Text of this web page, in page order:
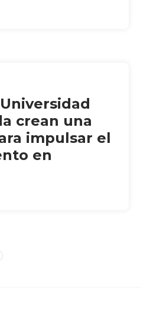
crean una
impulsar el
en